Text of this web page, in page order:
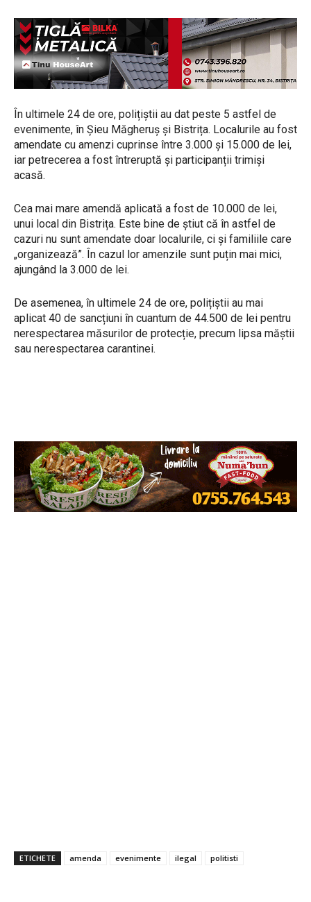
În ultimele 24 de ore, polițiștii au dat peste 5 astfel de
evenimente, în Șieu Măgheruș și Bistrița. Localurile au fost
amendate cu amenzi cuprinse între 3.000 și 15.000 de lei,
iar petrecerea a fost întreruptă și participanții trimiși
acasă.
Cea mai mare amendă aplicată a fost de 10.000 de lei,
unui local din Bistrița. Este bine de știut că în astfel de
cazuri nu sunt amendate doar localurile, ci și familiile care
„organizează”. În cazul lor amenzile sunt puțin mai mici,
ajungând la 3.000 de lei.
De asemenea, în ultimele 24 de ore, polițiștii au mai
aplicat 40 de sancțiuni în cuantum de 44.500 de lei pentru
nerespectarea măsurilor de protecție, precum lipsa măștii
sau nerespectarea carantinei.
ETICHETE amenda evenimente ilegal politisti